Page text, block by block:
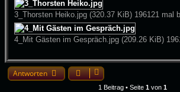
3_Thorsten Heiko.jpg (320.37 KiB) 196121 mal
4_Mit Gästen im Gespräch.jpg (209.26 KiB)
Antworten
1 Beitrag • Seite 1 von 1